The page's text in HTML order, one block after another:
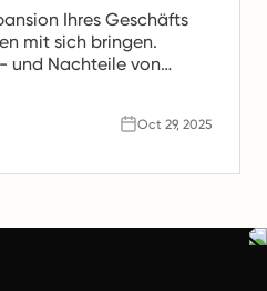
Ihres Geschäfts
mit sich bringen.
und Nachteile von
im Jahr 2026 für
Oct 29, 2025